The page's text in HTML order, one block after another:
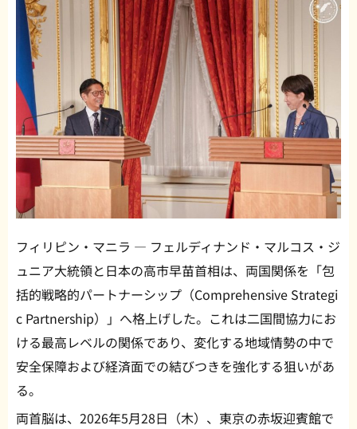
フィリピン・マニラ — フェルディナンド・マルコス・ジ
ュニア大統領と日本の高市早苗首相は、両国関係を「包
括的戦略的パートナーシップ（Comprehensive Strategi
c Partnership）」へ格上げした。これは二国間協力にお
ける最高レベルの関係であり、変化する地域情勢の中で
安全保障および経済面での結びつきを強化する狙いがあ
る。
両首脳は、2026年5月28日（木）、東京の赤坂迎賓館で